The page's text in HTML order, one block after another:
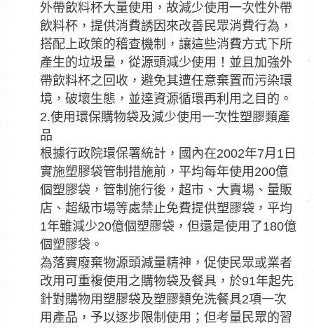
外帶飲料杯大量使用，故減少使用一次性外帶
飲料杯，提供消費誘因來改善民眾消費行為，
搭配上政策的稽查機制，讓這些消費方式下所
產生的垃圾量，從源頭減少使用！並且加強外
帶飲料杯之回收，避免其遭任意棄置而污染環
境，破壞生態，並達資源循環再利用之目的。
2.使用環保購物袋及減少使用一次性塑膠類產
品
根據行政院環保署統計，國內在2002年7月1日
實施塑膠袋管制措施前，平均每年使用200億
個塑膠袋，管制施行後，超市、大賣場、量販
店、超級市場等處禁止免費提供塑膠袋，平均
1年雖減少20億個塑膠袋，但還是使用了180億
個塑膠袋。
為落實廢棄物源頭減量精神，促使民眾或業者
改用可重複使用之購物袋及餐具，於91年起先
針對購物用塑膠袋及塑膠類免洗餐具2項一次
用產品，予以逐步限制使用；但考量民眾的習